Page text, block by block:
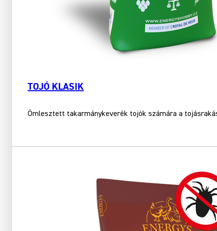
TOJÓ KLASIK
Ömlesztett takarmánykeverék tojók számára a